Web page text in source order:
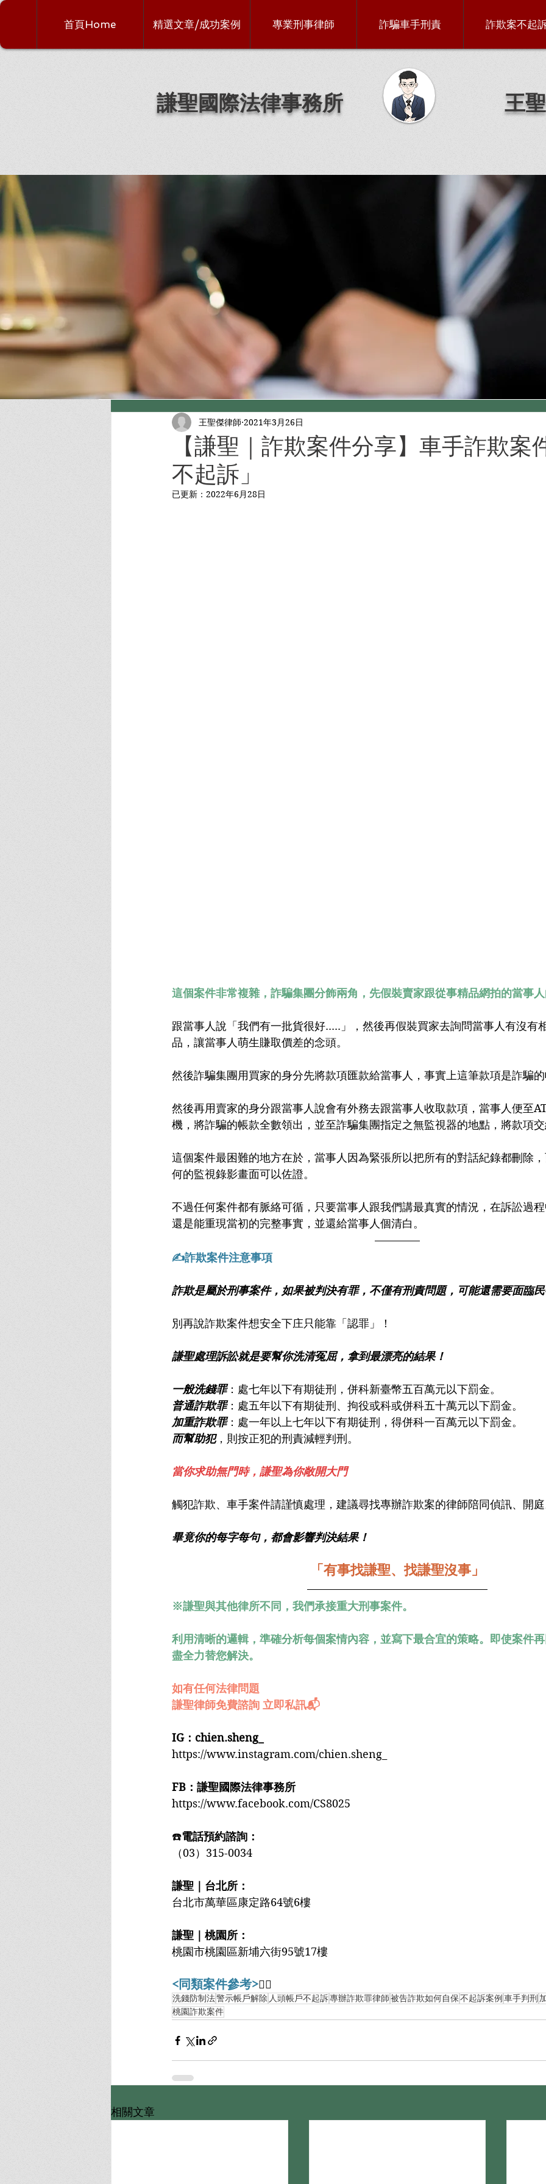
首頁Home 精選文章/成功案例 專業刑事律師 詐騙車手刑責 詐欺案不起
謙聖國際法律事務所 王
【謙聖｜詐欺案件分享】車手詐欺案
不起訴」
王聖傑律師 2021年3月26日
已更新： 2022年6月28日
這個案件非常複雜，詐騙集團分飾兩角，先假裝賣家跟從事精品網拍的當事
跟當事人說「我們有一批貨很好.....」，然後再假裝買家去詢問當事人有沒有
品，讓當事人萌生賺取價差的念頭。
然後詐騙集團用買家的身分先將款項匯款給當事人，事實上這筆款項是詐騙
然後再用賣家的身分跟當事人說會有外務去跟當事人收取款項，當事人便至
機，將詐騙的帳款全數領出，並至詐騙集團指定之無監視器的地點，將款項
這個案件最困難的地方在於，當事人因為緊張所以把所有的對話紀錄都刪除
何的監視錄影畫面可以佐證。
不過任何案件都有脈絡可循，只要當事人跟我們講最真實的情況，在訴訟過
還是能重現當初的完整事實，並還給當事人個清白。
✍詐欺案件注意事項
詐欺是屬於刑事案件，如果被判決有罪，不僅有刑責問題，可能還需要面臨
別再說詐欺案件想安全下庄只能靠「認罪」！
謙聖處理訴訟就是要幫你洗清冤屈，拿到最漂亮的結果！
一般洗錢罪：處七年以下有期徒刑，併科新臺幣五百萬元以下罰金。
普通詐欺罪：處五年以下有期徒刑、拘役或科或併科五十萬元以下罰金。
加重詐欺罪：處一年以上七年以下有期徒刑，得併科一百萬元以下罰金。
而幫助犯，則按正犯的刑責減輕判刑。
當你求助無門時，謙聖為你敞開大門
觸犯詐欺、車手案件請謹慎處理，建議尋找專辦詐欺案的律師陪同偵訊、開
畢竟你的每字每句，都會影響判決結果！
「有事找謙聖、找謙聖沒事」
※謙聖與其他律所不同，我們承接重大刑事案件。
利用清晰的邏輯，準確分析每個案情內容，並寫下最合宜的策略。即使案件
盡全力替您解決。
如有任何法律問題
謙聖律師免費諮詢 立即私訊📬
IG：chien.sheng_
https://www.instagram.com/chien.sheng_
FB：謙聖國際法律事務所
https://www.facebook.com/CS8025
☎️電話預約諮詢：
（03）315-0034
謙聖｜台北所：
台北市萬華區康定路64號6樓
謙聖｜桃園所：
桃園市桃園區新埔六街95號17樓
<同類案件參考>👇🏻
洗錢防制法警示帳戶解除 人頭帳戶不起訴專辦詐欺罪律師被告詐欺如何自保不起訴案例車手判刑
桃園詐欺案件
相關文章